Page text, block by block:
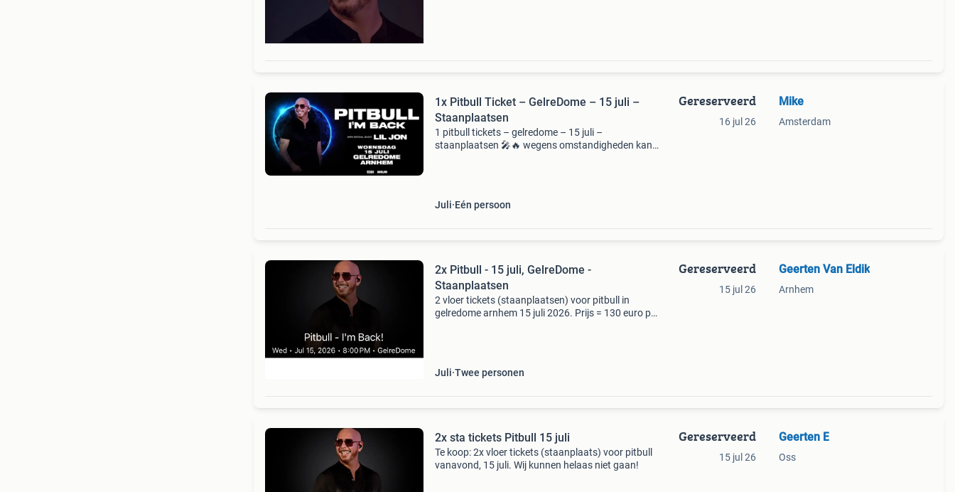
1x Pitbull Ticket – GelreDome – 15 juli –
Staanplaatsen
1 pitbull tickets – gelredome – 15 juli –
staanplaatsen 🎤🔥 wegens omstandigheden kan
Juli Eén persoon
Gereserveerd
16 jul 26
Mike
Amsterdam
2x Pitbull - 15 juli, GelreDome -
Staanplaatsen
2 vloer tickets (staanplaatsen) voor pitbull in
gelredome arnhem 15 juli 2026. Prijs = 130 euro per
Juli Twee personen
Gereserveerd
15 jul 26
Geerten Van Eldik
Arnhem
2x sta tickets Pitbull 15 juli
Te koop: 2x vloer tickets (staanplaats) voor pitbull
vanavond, 15 juli. Wij kunnen helaas niet gaan!
Gereserveerd
15 jul 26
Geerten E
Oss